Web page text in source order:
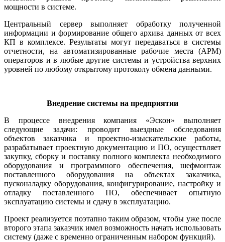
мощности в системе.
Центральный сервер выполняет обработку полученной
информации и формирование общего архива данных от всех
КП в комплексе. Результаты могут передаваться в системы
отчетности, на автоматизированные рабочие места (АРМ)
операторов и в любые другие системы и устройства верхних
уровней по любому открытому протоколу обмена данными.
Внедрение системы на предприятии
В процессе внедрения компания «Эскон» выполняет
следующие задачи: проводит выездные обследования
объектов заказчика и проектно-изы­скательские работы,
разрабатывает проектную документацию и ПО, осуществляет
закупку, сборку и поставку полного комплекта необходимого
оборудования и программного обеспечения, шефмонтаж
поставленного оборудования на объектах заказчика,
пусконаладку оборудования, конфигурирование, настройку и
отладку поставленного ПО, обеспечивает опытную
эксплуатацию системы и сдачу в эксплуатацию.
Проект реализуется поэтапно таким образом, чтобы уже после
второго этапа заказчик имел возможность начать использовать
систему (да­же с временно ограниченным набором функций).